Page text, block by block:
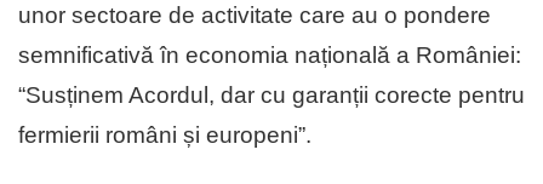
unor sectoare de activitate care au o pondere
semnificativă în economia națională a României:
“Susținem Acordul, dar cu garanții corecte pentru
fermierii români și europeni”.